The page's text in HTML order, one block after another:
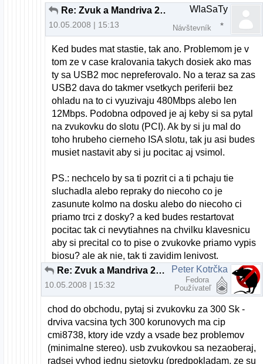
Re: Zvuk a Mandriva 2008.0 pomoc
10.05.2008 | 15:13
WlaSaTy
Návštevník
Ked budes mat stastie, tak ano. Problemom je v
tom ze v case kralovania takych dosiek ako mas
ty sa USB2 moc nepreferovalo. No a teraz sa zas
USB2 dava do takmer vsetkych periferii bez
ohladu na to ci vyuzivaju 480Mbps alebo len
12Mbps. Podobna odpoved je aj keby si sa pytal
na zvukovku do slotu (PCI). Ak by si ju mal do
toho hrubeho cierneho ISA slotu, tak ju asi budes
musiet nastavit aby si ju pocitac aj vsimol.
PS.: nechcelo by sa ti pozrit ci a ti pchaju tie
sluchadla alebo repraky do niecoho co je
zasunute kolmo na dosku alebo do niecoho ci
priamo trci z dosky? a ked budes restartovat
pocitac tak ci nevytiahnes na chvilku klavesnicu
aby si precital co to pise o zvukovke priamo vypis
biosu? ale ak nie, tak ti zavidim lenivost.
Re: Zvuk a Mandriva 2008.0 pomoc
10.05.2008 | 15:32
Peter Kotrčka
Fedora
Používateľ
chod do obchodu, pytaj si zvukovku za 300 Sk -
drviva vacsina tych 300 korunovych ma cip
cmi8738, ktory ide vzdy a vsade bez problemov
(minimalne stereo). usb zvukovkou sa nezaoberaj,
radsej vyhod jednu sietovku (predpokladam, ze su